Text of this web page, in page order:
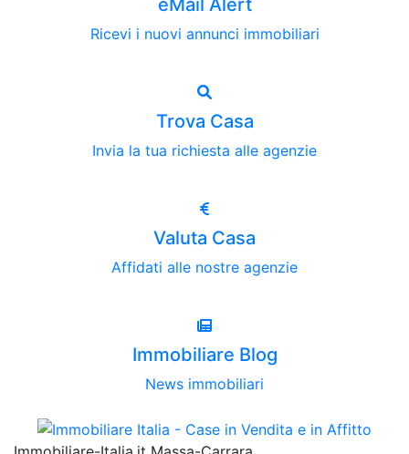
eMail Alert
Ricevi i nuovi annunci immobiliari
Trova Casa
Invia la tua richiesta alle agenzie
Valuta Casa
Affidati alle nostre agenzie
Immobiliare Blog
News immobiliari